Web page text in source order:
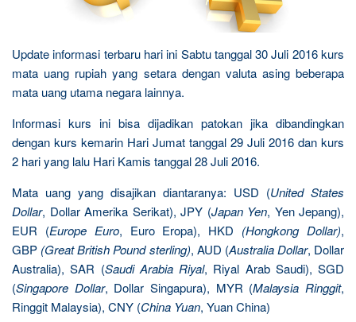
Update informasi terbaru hari ini Sabtu tanggal 30 Juli 2016 kurs
mata uang rupiah yang setara dengan valuta asing beberapa
mata uang utama negara lainnya.
Informasi kurs ini bisa dijadikan patokan jika dibandingkan
dengan kurs kemarin Hari Jumat tanggal 29 Juli 2016 dan kurs
2 hari yang lalu Hari Kamis tanggal 28 Juli 2016.
Mata uang yang disajikan diantaranya: USD (United States
Dollar, Dollar Amerika Serikat), JPY (Japan Yen, Yen Jepang),
EUR (Europe Euro, Euro Eropa), HKD (Hongkong Dollar),
GBP (Great British Pound sterling), AUD (Australia Dollar, Dollar
Australia), SAR (Saudi Arabia Riyal, Riyal Arab Saudi), SGD
(Singapore Dollar, Dollar Singapura), MYR (Malaysia Ringgit,
Ringgit Malaysia), CNY (China Yuan, Yuan China)